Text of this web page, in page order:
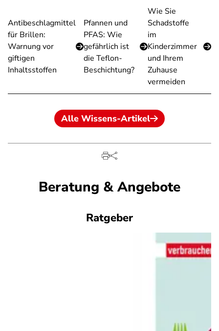
Antibeschlagmittel
für Brillen:
Warnung vor
giftigen
Inhaltsstoffen
Pfannen und
PFAS: Wie
gefährlich ist
die Teflon-
Beschichtung?
Wie Sie
Schadstoffe
im
Kinderzimmer
und Ihrem
Zuhause
vermeiden
Alle Wissens-Artikel
Beratung & Angebote
Ratgeber